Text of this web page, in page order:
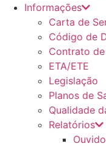
Informações
Carta de
Código de
Contrato
ETA/ETE
Legislação
Planos de
Qualidade
Relatórios